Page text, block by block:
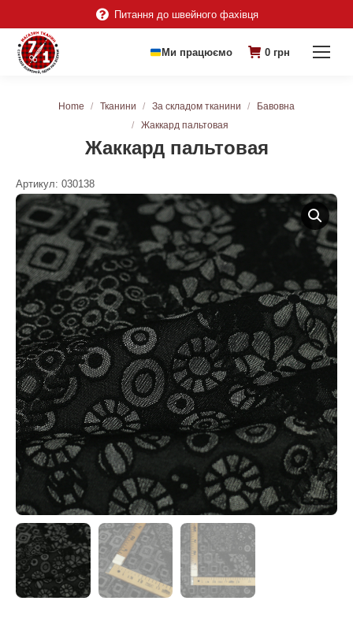
Питання до швейного фахівця
Ми працюємо 0 грн
Жаккард пальтовая
You are here:
Home Тканини За складом тканини
Бавовна
Жаккард пальтовая
Артикул: 030138